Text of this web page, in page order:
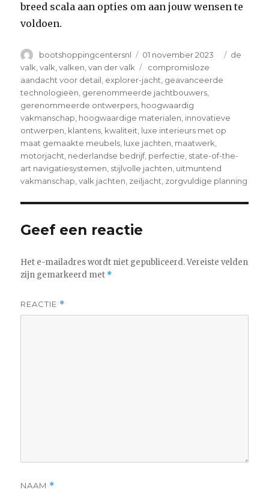
breed scala aan opties om aan jouw wensen te
voldoen.
Author
bootshoppingcentersnl
Posted
on
01 november 2023
de
valk ,valk ,valken ,van der valk Tags
compromisloze
aandacht voor detail explorer-jacht geavanceerde
technologieën gerenommeerde jachtbouwers
gerenommeerde ontwerpers hoogwaardig
vakmanschap hoogwaardige materialen innovatieve
ontwerpen klantens kwaliteit luxe interieurs met op
maat gemaakte meubels luxe jachten maatwerk
motorjacht nederlandse bedrijf, perfectie state-of-the-
art navigatiesystemen stijlvolle jachten uitmuntend
vakmanschap ,valk jachten zeiljacht zorgvuldige planning
Geef een reactie
Het e-mailadres wordt niet gepubliceerd. Vereiste velden
zijn gemarkeerd met *
REACTIE *
NAAM *